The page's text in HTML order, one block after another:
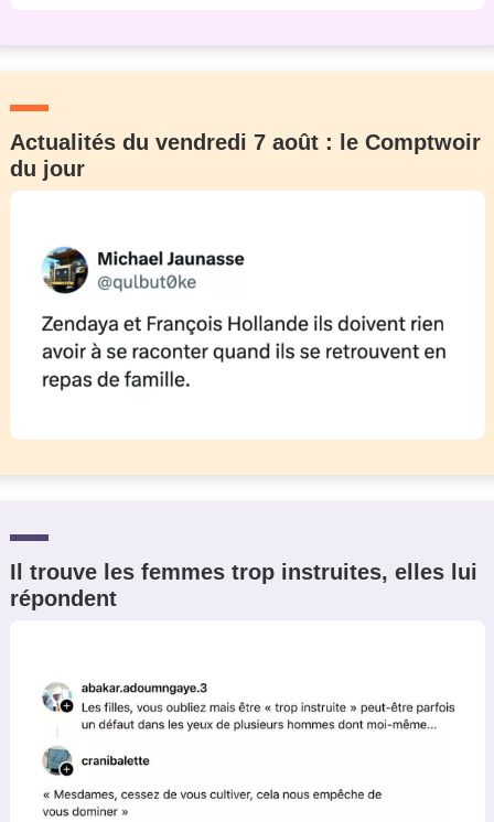
Actualités du vendredi 7 août : le Comptwoir
du jour
Il trouve les femmes trop instruites, elles lui
répondent